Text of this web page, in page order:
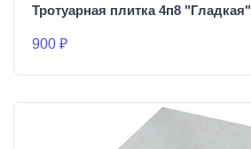
Тротуарная плитка 4п8 "Гладкая"
900 ₽